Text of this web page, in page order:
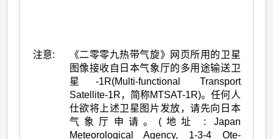
注意:
《二零零九热带气旋》网页所用的卫星
图像接收自日本气象厅的多用途输送卫
星-1R(Multi-functional Transport
Satellite-1R，简称MTSAT-1R)。任何人
仕欲将上述卫星图片发放，请先向日本
气象厅申请。(地址 : Japan
Meteorological Agency, 1-3-4 Ote-